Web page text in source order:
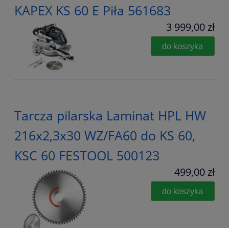
KAPEX KS 60 E Piła 561683
3 999,00 zł
do koszyka
Tarcza pilarska Laminat HPL HW
216x2,3x30 WZ/FA60 do KS 60,
KSC 60 FESTOOL 500123
499,00 zł
do koszyka